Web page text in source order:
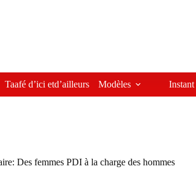
Taafé d’ici etd’ailleurs Modèles
Des femmes PDI à la charge des hommes